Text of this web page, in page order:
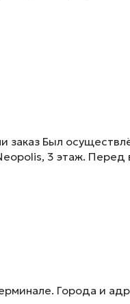
заказ Был
3 этаж.
Города и